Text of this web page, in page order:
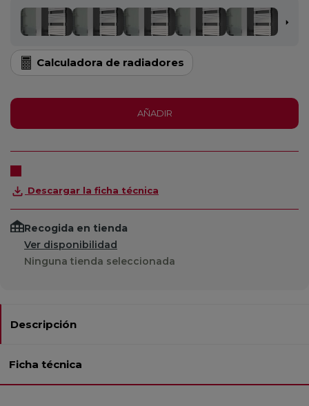
Calculadora de radiadores
AÑADIR
Descargar la ficha técnica
Recogida en tienda
Ver disponibilidad
Ninguna tienda seleccionada
Descripción
Ficha técnica